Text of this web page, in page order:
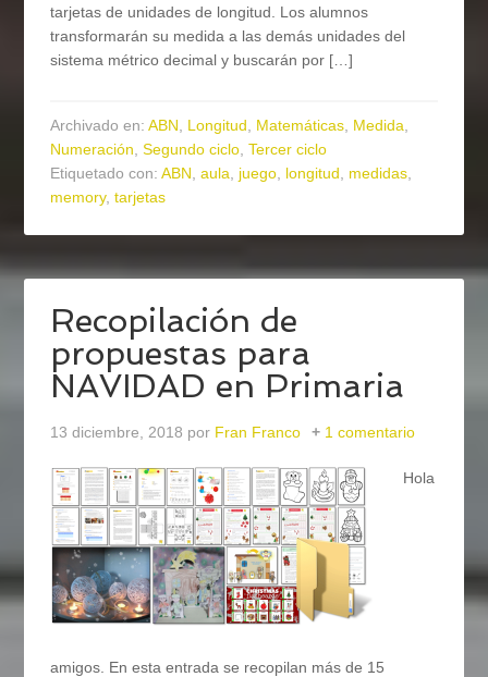
tarjetas de unidades de longitud. Los alumnos
transformarán su medida a las demás unidades del
sistema métrico decimal y buscarán por […]
Archivado en:ABN Longitud Matemáticas Medida
Numeración ,Segundo ciclo ,Tercer ciclo
Etiquetado con:ABN ,aula juego longitud medidas
memory,tarjetas
Recopilación de
propuestas para
NAVIDAD en Primaria
13 diciembre, 2018 por Fran Franco 1 comentario
Hola
amigos. En esta entrada se recopilan más de 15